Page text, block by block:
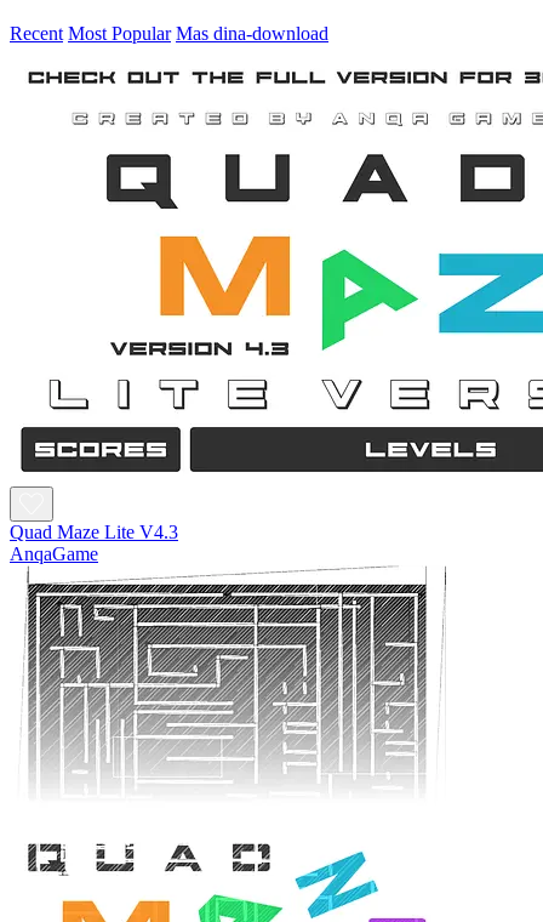
Recent Most Popular Mas dina-download
Quad Maze Lite V4.3
AnqaGame